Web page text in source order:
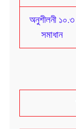
অনুশীলনী ১০.৩
সমাধান